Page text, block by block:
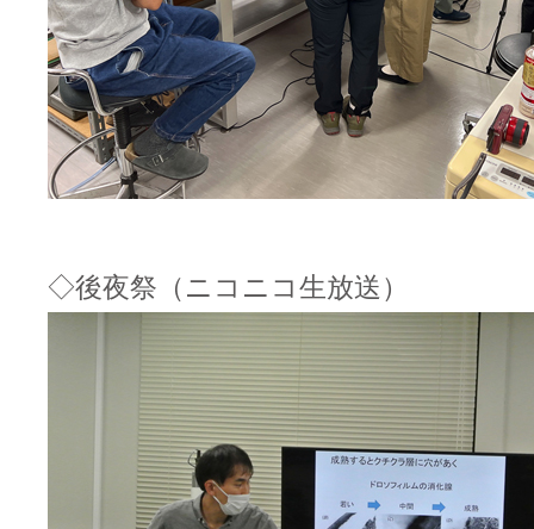
◇後夜祭（ニコニコ生放送）